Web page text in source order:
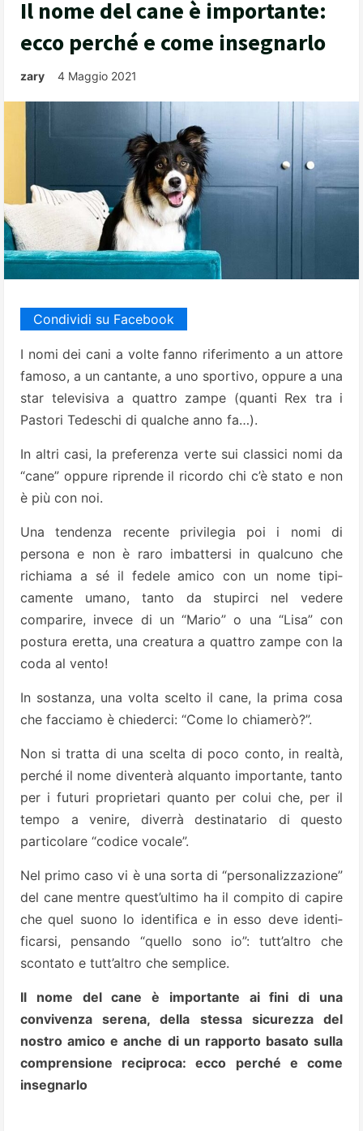
Il nome del cane è importante:
ecco perché e come insegnarlo
zary 4 Maggio 2021
Condividi su Facebook
I nomi dei cani a volte fanno riferimento a un attore
famoso, a un cantante, a uno sportivo, op­pure a una
star televisiva a quat­tro zampe (quanti Rex tra i
Pasto­ri Tedeschi di qualche anno fa…).
In altri casi, la preferenza verte sui classici nomi da
“cane” oppu­re riprende il ricordo chi c’è sta­to e non
è più con noi.
Una ten­denza recente privilegia poi i no­mi di
persona e non è raro imbattersi in qualcuno che
richiama a sé il fedele amico con un nome tipi­
camente umano, tanto da stupirci nel vedere
comparire, invece di un “Mario” o una “Lisa” con
postura eretta, una creatura a quattro zam­pe con la
coda al vento!
In sostan­za, una volta scelto il cane, la pri­ma cosa
che facciamo è chieder­ci: “Come lo chiamerò?”.
Non si tratta di una scelta di poco conto, in realtà,
perché il nome diventerà alquanto importante, tanto
per i futuri proprietari quanto per colui che, per il
tempo a venire, diverrà destinatario di questo
particolare “codice vocale”.
Nel primo caso vi è una sorta di “personalizzazione”
del cane mentre quest’ultimo ha il compito di capire
che quel suono lo identifica e in esso deve identi­
ficarsi, pensando “quello sono io”: tutt’altro che
scontato e tutt’altro che semplice.
Il nome del cane è importante ai fini di una
convivenza serena, della stessa sicurezza del
nostro amico e anche di un rapporto basato sulla
comprensione reciproca: ecco perché e come
insegnarlo